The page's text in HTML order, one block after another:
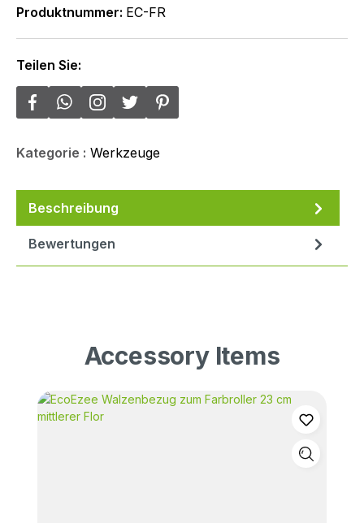
Produktnummer: EC-FR
Teilen Sie:
Kategorie : Werkzeuge
Beschreibung
Bewertungen
Produktgalerie überspringen
Accessory Items